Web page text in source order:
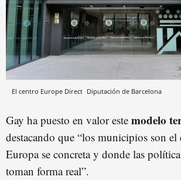
El centro Europe Direct Diputación de Barcelona
Gay ha puesto en valor este modelo
destacando que “los municipios son el
Europa se concreta y donde las
toman forma real”.